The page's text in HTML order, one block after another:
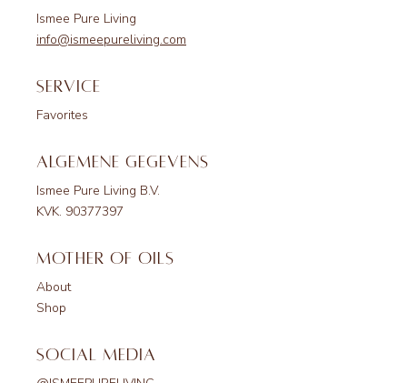
Ismee Pure Living
info@ismeepureliving.com
Service
Favorites
Algemene gegevens
Ismee Pure Living B.V.
KVK. 90377397
Mother of Oils
About
Shop
Social Media